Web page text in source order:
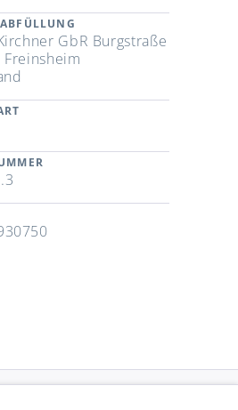
GbR Burgstraße